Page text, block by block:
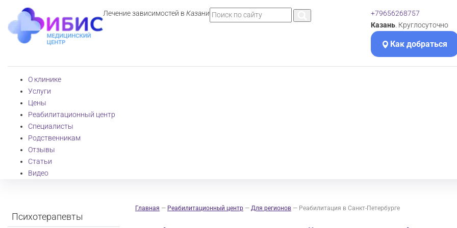
Лечение зависимостей в Казани
+79656268757
Казань . Круглосуточно
Как добраться
О клинике
Услуги
Цены
Реабилитационный центр
Специалисты
Родственникам
Отзывы
Статьи
Видео
Главная — Реабилитационный центр — Для регионов — Реабилитация в Санкт-Петербурге
Психотерапевты